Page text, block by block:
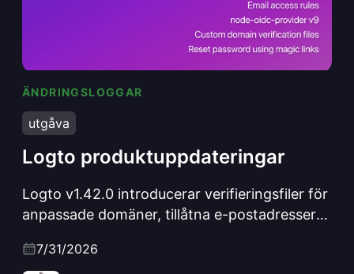
ÄNDRINGSLOGGAR
utgåva
Logto produktuppdateringar
Logto v1.42.0 introducerar verifieringsfiler för
anpassade domäner, tillåtna e-postadresser
lösenord, en Grant.LimitExceeded-webhook
7/31/2026